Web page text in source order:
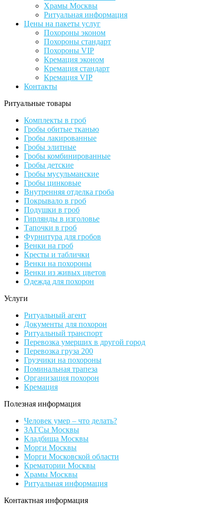
Храмы Москвы
Ритуальная информация
Цены на пакеты услуг
Похороны эконом
Похороны стандарт
Похороны VIP
Кремация эконом
Кремация стандарт
Кремация VIP
Контакты
Ритуальные товары
Комплекты в гроб
Гробы обитые тканью
Гробы лакированные
Гробы элитные
Гробы комбинированные
Гробы детские
Гробы мусульманские
Гробы цинковые
Внутренняя отделка гроба
Покрывало в гроб
Подушки в гроб
Гирлянды в изголовье
Тапочки в гроб
Фурнитура для гробов
Венки на гроб
Кресты и таблички
Венки на похороны
Венки из живых цветов
Одежда для похорон
Услуги
Ритуальный агент
Документы для похорон
Ритуальный транспорт
Перевозка умерших в другой город
Перевозка груза 200
Грузчики на похороны
Поминальная трапеза
Организация похорон
Кремация
Полезная информация
Человек умер – что делать?
ЗАГСы Москвы
Кладбища Москвы
Морги Москвы
Морги Московской области
Крематории Москвы
Храмы Москвы
Ритуальная информация
Контактная информация